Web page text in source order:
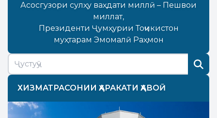
Асосгузори сулҳу ваҳдати миллӣ – Пешвои
миллат,
Президенти Ҷумҳурии Тоҷикистон
муҳтарам Эмомалӣ Раҳмон
ХИЗМАТРАСОНИИ ҲАРАКАТИ ҲАВОӢ